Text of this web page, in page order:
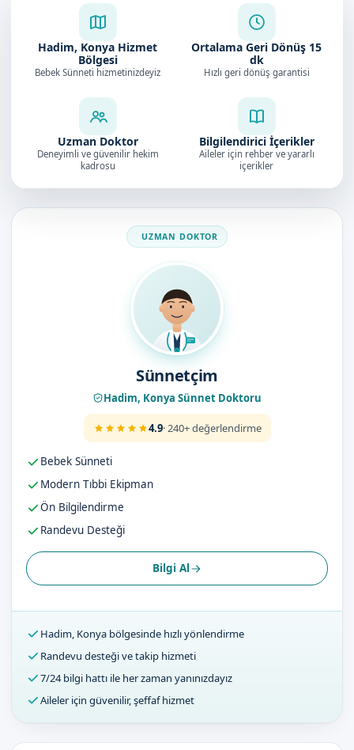
Hadim, Konya Hizmet
Bölgesi
Bebek Sünneti hizmetinizdeyiz
Ortalama Geri Dönüş 15
dk
Hızlı geri dönüş garantisi
Uzman Doktor
Deneyimli ve güvenilir hekim
kadrosu
Bilgilendirici İçerikler
Aileler için rehber ve yararlı
içerikler
Doktorumuz
Sünnetçim
Hadim, Konya Sünnet Doktoru
4.9· 240+ değerlendirme
Bebek Sünneti
Modern Tıbbi Ekipman
Ön Bilgilendirme
Randevu Desteği
Bilgi Al
Hadim, Konya bölgesinde hızlı yönlendirme
Randevu desteği ve takip hizmeti
7/24 bilgi hattı ile her zaman yanınızdayız
Aileler için güvenilir, şeffaf hizmet